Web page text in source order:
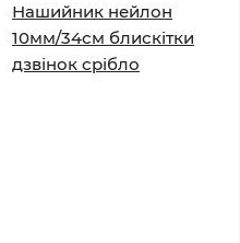
Нашийник нейлон
10мм/34см блискітки
дзвінок срібло